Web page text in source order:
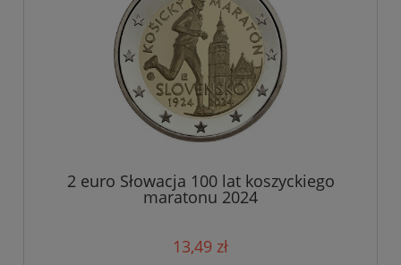
2 euro Słowacja 100 lat koszyckiego
maratonu 2024
13,49 zł